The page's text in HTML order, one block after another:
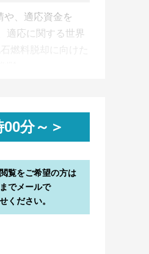
や、適応資金を
適応に関する世界
燃料脱却に向けた
の厳しい目標設定
は不変。
ワーク「ビジネス
。資源循環版の
業が資源リスクを
分～＞
覧をご希望の方は
でメールで
ください。